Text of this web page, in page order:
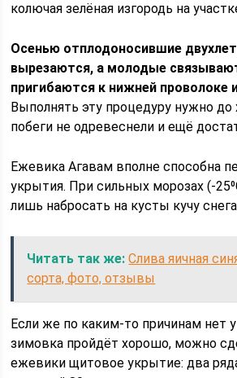
колючая зелёная изгородь на
Осенью отплодоносившие
вырезаются, а молодые
пригибаются к нижней проволоке
Выполнять эту процедуру нужно до
побеги не одревеснели и ещё
Ежевика Агавам вполне способна
укрытия. При сильных морозах (-
лишь набросать на кусты кучу
Читать так же: Слива яичная
сорта, фото, отзывы
Если же по каким-то причинам нет
зимовка пройдёт хорошо, можно
ежевики щитовое укрытие: два